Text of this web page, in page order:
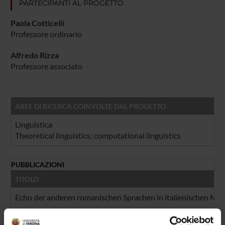
PARTECIPANTI AL PROGETTO
Paola Cotticelli
Professore ordinario
Alfredo Rizza
Professore associato
AREE DI RICERCA COINVOLTE DAL PROGETTO
Linguistica
Theoretical linguistics; computational linguistics
PUBBLICAZIONI
TITOLO
Echo der anderen romanischen Sprachen in italienischen
"Dem Kompositum seine Grenzen': Italienische